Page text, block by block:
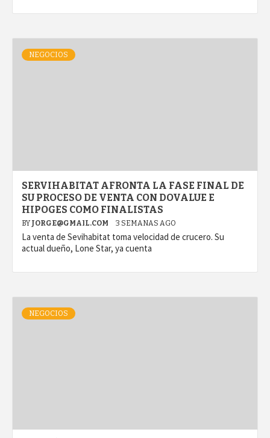
NEGOCIOS
SERVIHABITAT AFRONTA LA FASE FINAL DE
SU PROCESO DE VENTA CON DOVALUE E
HIPOGES COMO FINALISTAS
BY JORGE@GMAIL.COM 3 SEMANAS AGO
La venta de Sevihabitat toma velocidad de crucero. Su
actual dueño, Lone Star, ya cuenta
NEGOCIOS